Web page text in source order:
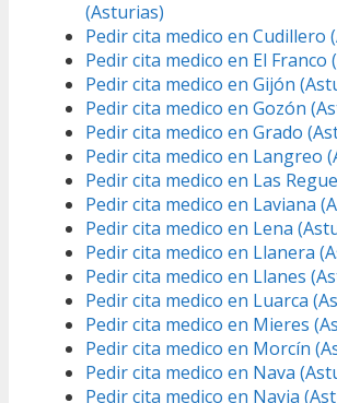
(Asturias)
Pedir cita medico en Cudillero
Pedir cita medico en El Franco
Pedir cita medico en Gijón
Pedir cita medico en Gozón
Pedir cita medico en Grado
Pedir cita medico en Langreo
Pedir cita medico en Las
Pedir cita medico en Laviana
Pedir cita medico en Lena
Pedir cita medico en Llanera
Pedir cita medico en Llanes
Pedir cita medico en Luarca
Pedir cita medico en Mieres
Pedir cita medico en Morcín
Pedir cita medico en Nava
Pedir cita medico en Navia